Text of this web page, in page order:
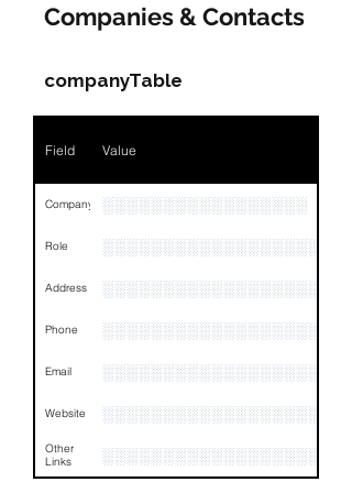
Name
Position
Phone NA
Email
Links NA
Companies & Contacts
companyTable
Field Value
Company ░░░░░░░░░░░░░░░░░
Role
Address
Phone
Email ░░░░░░░░░░░░░░░░░░░
Website
Other
Links